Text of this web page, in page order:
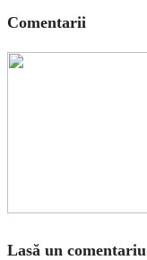
Comentarii
Lasă un comentariu